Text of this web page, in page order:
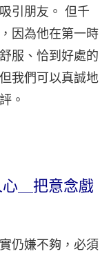
引朋友。 但千
因為他在第一時
服、恰到好處的
我們可以真誠地
。
＿把意念戲
仍嫌不夠，必須